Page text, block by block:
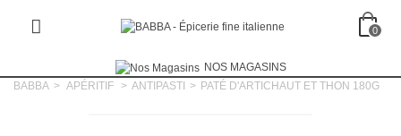
0
NOS MAGASINS
BABBA > APÉRITIF > ANTIPASTI > PATÉ D'ARTICHAUT ET THON 180G